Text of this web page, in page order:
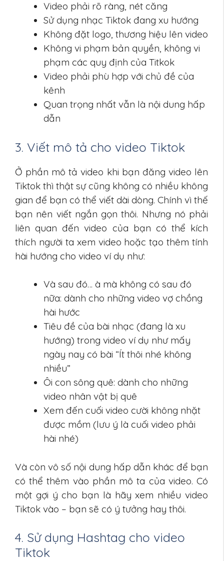
Video phải rõ ràng, nét căng
Sử dụng nhạc Tiktok đang xu hướng
Không đặt logo, thương hiệu lên video
Không vi phạm bản quyền, không vi
phạm các quy định của Titkok
Video phải phù hợp với chủ đề của
kênh
Quan trọng nhất vẫn là nội dung hấp
dẫn
3. Viết mô tả cho video Tiktok
Ở phần mô tả video khi bạn đăng video lên
Tiktok thì thật sự cũng không có nhiều không
gian để bạn có thể viết dài dòng. Chính vì thế
bạn nên viết ngắn gọn thôi. Nhưng nó phải
liên quan đến video của bạn có thể kích
thích người ta xem video hoặc tạo thêm tính
hài hướng cho video ví dụ như:
Và sau đó… à mà không có sau đó
nữa: dành cho những video vợ chồng
hài hước
Tiêu đề của bài nhạc (đang là xu
hướng) trong video ví dụ như mấy
ngày nay có bài “Ít thôi nhé không
nhiều”
Ôi con sông quê: dành cho những
video nhân vật bị quê
Xem đến cuối video cười không nhặt
được mồm (lưu ý là cuối video phải
hài nhé)
Và còn vô số nội dung hấp dẫn khác để bạn
có thể thêm vào phần mô ta của video. Có
một gợi ý cho bạn là hãy xem nhiều video
Tiktok vào – bạn sẽ có ý tưởng hay thôi.
4. Sử dụng Hashtag cho video
Tiktok